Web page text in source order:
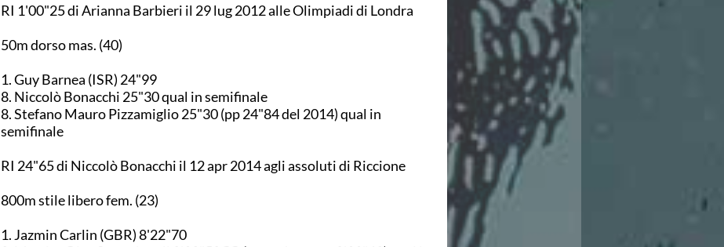
RI 1'00"25 di Arianna Barbieri il 29 lug 2012 alle Olimpiadi di Londra
50m dorso mas. (40)
1. Guy Barnea (ISR) 24"99
8. Niccolò Bonacchi 25"30 qual in semifinale
8. Stefano Mauro Pizzamiglio 25"30 (pp 24"84 del 2014) qual in
semifinale
RI 24"65 di Niccolò Bonacchi il 12 apr 2014 agli assoluti di Riccione
800m stile libero fem. (23)
1. Jazmin Carlin (GBR) 8'22"70